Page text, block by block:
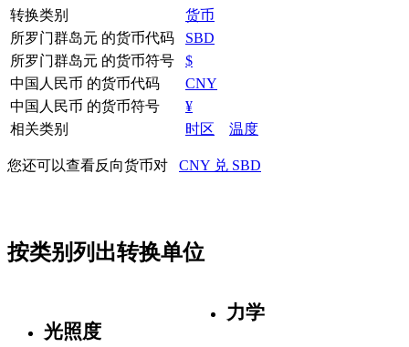
转换类别
货币
所罗门群岛元 的货币代码
SBD
所罗门群岛元 的货币符号
$
中国人民币 的货币代码
CNY
中国人民币 的货币符号
¥
相关类别
时区 温度
您还可以查看反向货币对 CNY 兑 SBD
按类别列出转换单位
光照度
力学